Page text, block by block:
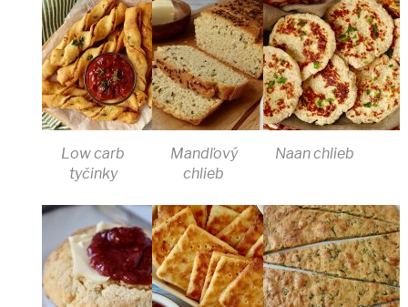
Low carb
tyčinky
Mandľový
chlieb
Naan chlieb